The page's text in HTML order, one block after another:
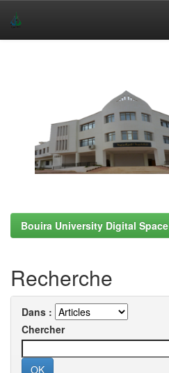
Bouira University Digital Space
Recherche
Dans :
Chercher